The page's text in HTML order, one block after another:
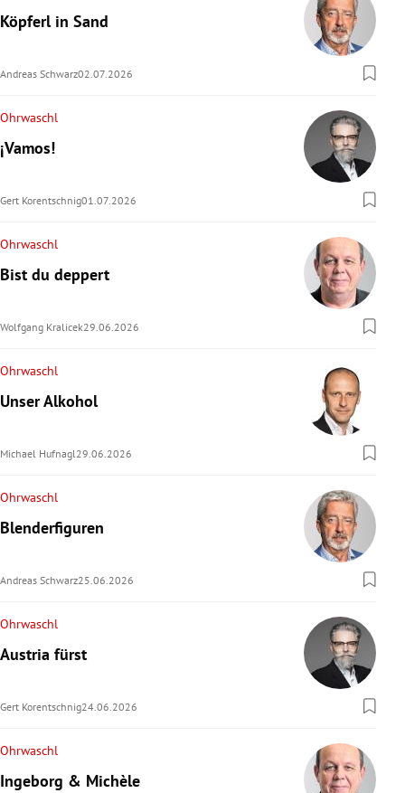
Köpferl in Sand
Andreas Schwarz02.07.2026
Ohrwaschl
¡Vamos!
Gert Korentschnig01.07.2026
Ohrwaschl
Bist du deppert
Wolfgang Kralicek29.06.2026
Ohrwaschl
Unser Alkohol
Michael Hufnagl 29.06.2026
Ohrwaschl
Blenderfiguren
Andreas Schwarz25.06.2026
Ohrwaschl
Austria fürst
Gert Korentschnig24.06.2026
Ohrwaschl
Ingeborg & Michèle